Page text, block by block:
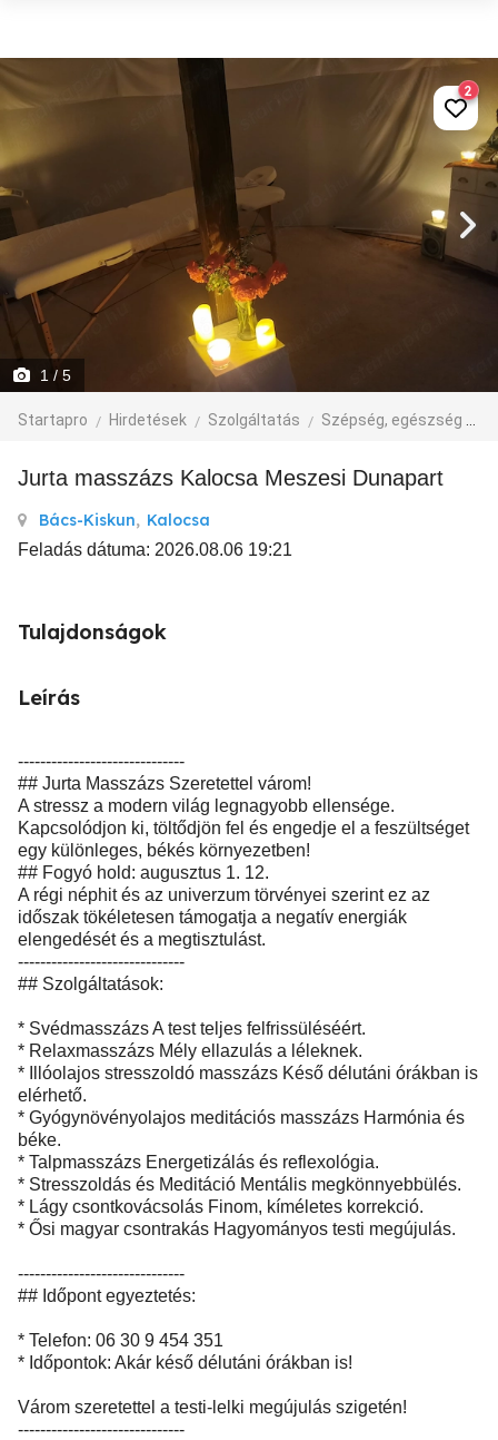
1 / 5
Startapro Hirdetések Szolgáltatás Szépség, egészség
2
Jurta masszázs Kalocsa Meszesi Dunapart
Bács-Kiskun, Kalocsa
Feladás dátuma: 2026.08.06 19:21
Tulajdonságok
Leírás
------------------------------
## Jurta Masszázs Szeretettel várom!
A stressz a modern világ legnagyobb ellensége.
Kapcsolódjon ki, töltődjön fel és engedje el a feszültséget
egy különleges, békés környezetben!
## Fogyó hold: augusztus 1. 12.
A régi néphit és az univerzum törvényei szerint ez az
időszak tökéletesen támogatja a negatív energiák
elengedését és a megtisztulást.
------------------------------
## Szolgáltatások:
* Svédmasszázs A test teljes felfrissüléséért.
* Relaxmasszázs Mély ellazulás a léleknek.
* Illóolajos stresszoldó masszázs Késő délutáni órákban is
elérhető.
* Gyógynövényolajos meditációs masszázs Harmónia és
béke.
* Talpmasszázs Energetizálás és reflexológia.
* Stresszoldás és Meditáció Mentális megkönnyebbülés.
* Lágy csontkovácsolás Finom, kíméletes korrekció.
* Ősi magyar csontrakás Hagyományos testi megújulás.
------------------------------
## Időpont egyeztetés:
* Telefon: 06 30 9 454 351
* Időpontok: Akár késő délutáni órákban is!
Várom szeretettel a testi-lelki megújulás szigetén!
------------------------------